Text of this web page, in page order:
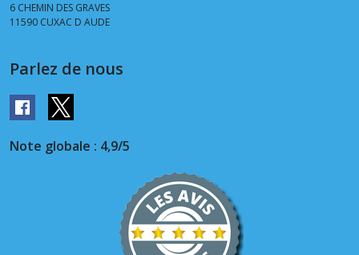
6 CHEMIN DES GRAVES
11590 CUXAC D AUDE
Parlez de nous
Note globale : 4,9/5